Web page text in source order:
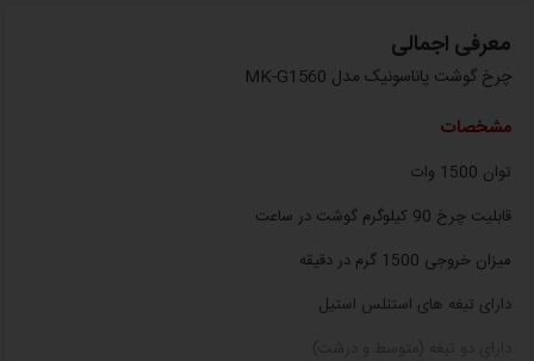
معرفی اجمالی
چرخ گوشت پاناسونیک مدل MK-G1560
مشخصات
توان 1500 وات
قابلیت چرخ 90 کیلوگرم گوشت در ساعت
میزان خروجی 1500 گرم در دقیقه
دارای تیغه های استنلس استیل